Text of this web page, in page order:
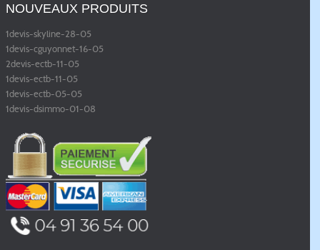
NOUVEAUX PRODUITS
1devis-skyline-28-05
1devis-cguyonnet-16-05
2devis-ectb-11-05
1devis-ectb-11-05
1devis-ectb-05-05
1devis-dsimmo-01-08